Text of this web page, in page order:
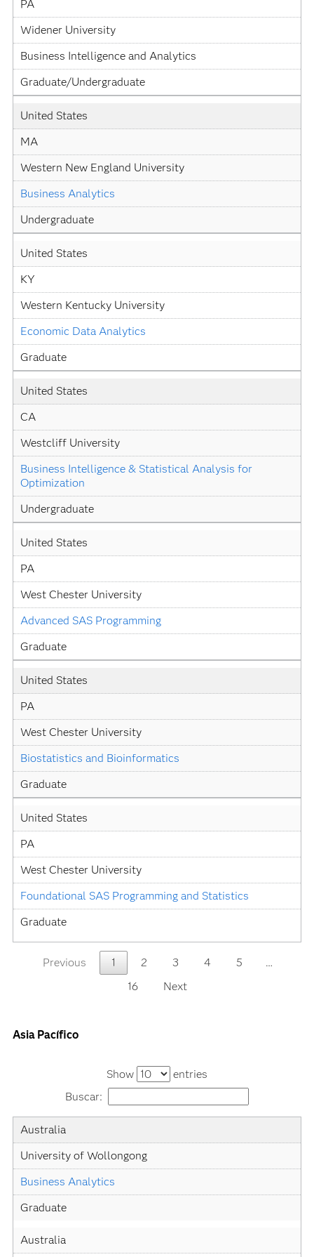
PA
Widener University
Business Intelligence and Analytics
Graduate/Undergraduate
United States
MA
Western New England University
Business Analytics
Undergraduate
United States
KY
Western Kentucky University
Economic Data Analytics
Graduate
United States
CA
Westcliff University
Business Intelligence & Statistical Analysis for
Optimization
Undergraduate
United States
PA
West Chester University
Advanced SAS Programming
Graduate
United States
PA
West Chester University
Biostatistics and Bioinformatics
Graduate
United States
PA
West Chester University
Foundational SAS Programming and Statistics
Graduate
Previous 1 2 3 4 5
…
16
Next
Asia Pacífico
Show
entries
Buscar:
Country
University
Academic
Specialization
Level
Australia
University of Wollongong
Business Analytics
Graduate
Australia